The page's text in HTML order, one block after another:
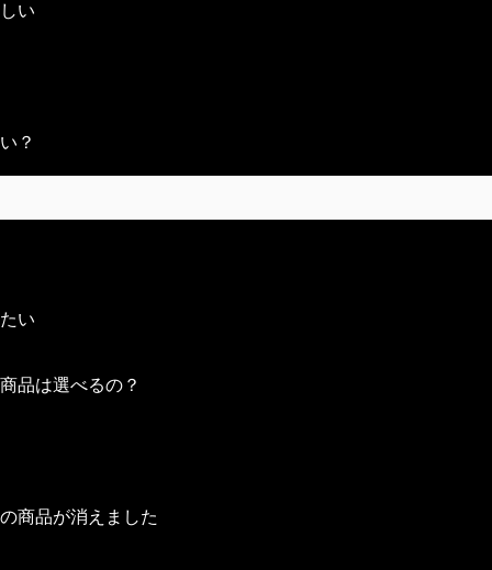
）
頼時にポイントにてお支払いいただく流れとなります。
い
配送業者にて一定期間保管されます。
って異なりますのでこちらも配送業者にご確認ください。
ました場合は、弊社内に保管されていた場合に限りお問い
ポイントを差し引かせていただくことになりますので予めご
は一切応じかねますので、あらかじめご了承ください。
ださい。
？
日間までにお問い合わせより初期不良商品が届いた旨をご連
確認の上、 初期不良であると認められた場合のみ当該商品
る送料は､弊社にて負担いたします。
よう画像等を貼付いただけますと確認作業が円滑に進む場合
せていただいております。
どの場合は、キャンセル対応をさせていただくことがござい
よりご確認いただけます。
い
はできかねます。
品は選べるの？
いたしますので、お選びいただくことはできません。
ださい。
商品が消えました